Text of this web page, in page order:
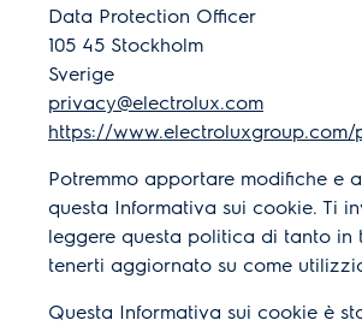
Data Protection Officer
105 45 Stockholm
Sverige
privacy@electrolux.com
https://
Potremmo apportare modifiche e
questa Informativa sui cookie. Ti
leggere questa politica di tanto in
tenerti aggiornato su come
Questa Informativa sui cookie è